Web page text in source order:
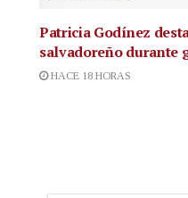
Patricia Godínez
salvadoreño durante
HACE 18 HORAS